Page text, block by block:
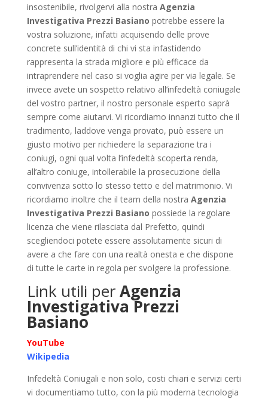
insostenibile, rivolgervi alla nostra Agenzia
Investigativa Prezzi Basiano potrebbe essere la
vostra soluzione, infatti acquisendo delle prove
concrete sull’identità di chi vi sta infastidendo
rappresenta la strada migliore e più efficace da
intraprendere nel caso si voglia agire per via legale. Se
invece avete un sospetto relativo all’infedeltà coniugale
del vostro partner, il nostro personale esperto saprà
sempre come aiutarvi. Vi ricordiamo innanzi tutto che il
tradimento, laddove venga provato, può essere un
giusto motivo per richiedere la separazione tra i
coniugi, ogni qual volta l’infedeltà scoperta renda,
all’altro coniuge, intollerabile la prosecuzione della
convivenza sotto lo stesso tetto e del matrimonio. Vi
ricordiamo inoltre che il team della nostra Agenzia
Investigativa Prezzi Basiano possiede la regolare
licenza che viene rilasciata dal Prefetto, quindi
scegliendoci potete essere assolutamente sicuri di
avere a che fare con una realtà onesta e che dispone
di tutte le carte in regola per svolgere la professione.
Link utili perAgenzia
Investigativa Prezzi
Basiano
YouTube
Wikipedia
Infedeltà Coniugali e non solo, costi chiari e servizi certi
vi documentiamo tutto, con la più moderna tecnologia